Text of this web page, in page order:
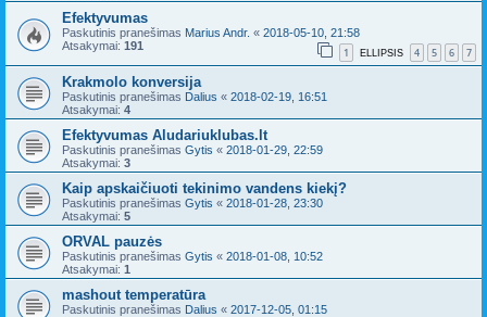
Efektyvumas
Paskutinis pranešimas Marius Andr. « 2018-05-10, 21:58
Atsakymai: 191 1 ELLIPSIS 4 5 6 7
Krakmolo konversija
Paskutinis pranešimas Dalius « 2018-02-19, 16:51
Atsakymai: 4
Efektyvumas Aludariuklubas.lt
Paskutinis pranešimas Gytis « 2018-01-29, 22:59
Atsakymai: 3
Kaip apskaičiuoti tekinimo vandens kiekį?
Paskutinis pranešimas Gytis « 2018-01-28, 23:30
Atsakymai: 5
ORVAL pauzės
Paskutinis pranešimas Gytis « 2018-01-08, 10:52
Atsakymai: 1
mashout temperatūra
Paskutinis pranešimas Dalius « 2017-12-05, 01:15